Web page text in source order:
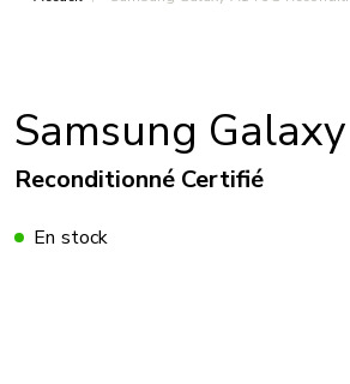
Samsung
Reconditionné Certifié
En stock